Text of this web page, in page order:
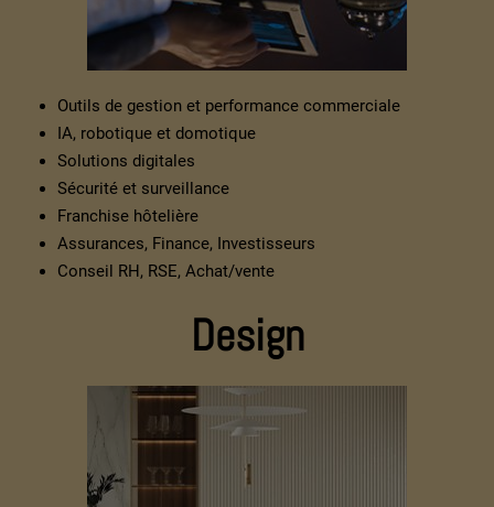
Outils de gestion et performance commerciale
IA, robotique et domotique
Solutions digitales
Sécurité et surveillance
Franchise hôtelière
Assurances, Finance, Investisseurs
Conseil RH, RSE, Achat/vente
Design